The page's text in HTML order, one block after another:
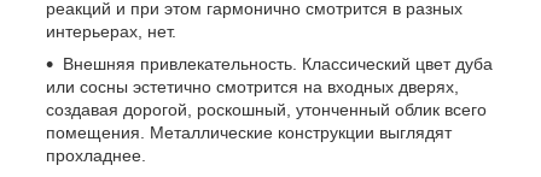
реакций и при этом гармонично смотрится в разных
интерьерах, нет.
Внешняя привлекательность. Классический цвет дуба
или сосны эстетично смотрится на входных дверях,
создавая дорогой, роскошный, утонченный облик всего
помещения. Металлические конструкции выглядят
прохладнее.